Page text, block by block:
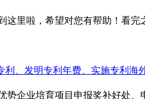
这里啦，希望对您有帮助！看
利、发明专利年费、实施专利海
势企业培育项目申报奖补好处、